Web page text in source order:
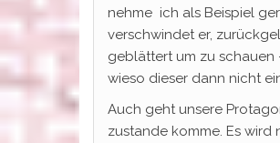
nehme ich als Beispiel
verschwindet er,
geblättert um zu schauen
wieso dieser dann nicht
Auch geht unsere
zustande komme. Es